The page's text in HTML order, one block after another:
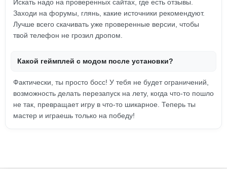
Искать надо на проверенных сайтах, где есть отзывы.
Заходи на форумы, глянь, какие источники рекомендуют.
Лучше всего скачивать уже проверенные версии, чтобы
твой телефон не грозил дропом.
Какой геймплей с модом после установки?
Фактически, ты просто босс! У тебя не будет ограничений,
возможность делать перезапуск на лету, когда что-то пошло
не так, превращает игру в что-то шикарное. Теперь ты
мастер и играешь только на победу!